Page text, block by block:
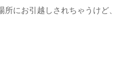
にお引越しされちゃうけど、